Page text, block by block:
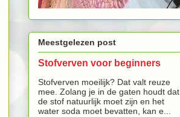
Meestgelezen post
Stofverven voor beginners
Stofverven moeilijk? Dat valt reuze
mee. Zolang je in de gaten houdt dat
de stof natuurlijk moet zijn en het
water soda moet bevatten, kan e...